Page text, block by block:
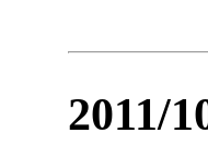
2011/